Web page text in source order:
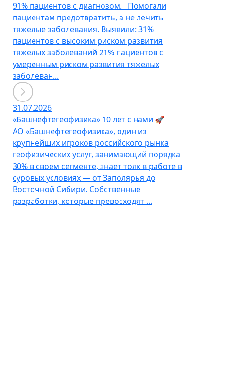
91% пациентов с диагнозом. Помогали
пациентам предотвратить, а не лечить
тяжелые заболевания. Выявили: 31%
пациентов с высоким риском развития
тяжелых заболеваний 21% пациентов с
умеренным риском развития тяжелых
заболеван...
31.07.2026
«Башнефтегеофизика» 10 лет с нами 🚀
АО «Башнефтегеофизика», один из
крупнейших игроков российского рынка
геофизических услуг, занимающий порядка
30% в своем сегменте, знает толк в работе в
суровых условиях — от Заполярья до
Восточной Сибири. Собственные
разработки, которые превосходят ...